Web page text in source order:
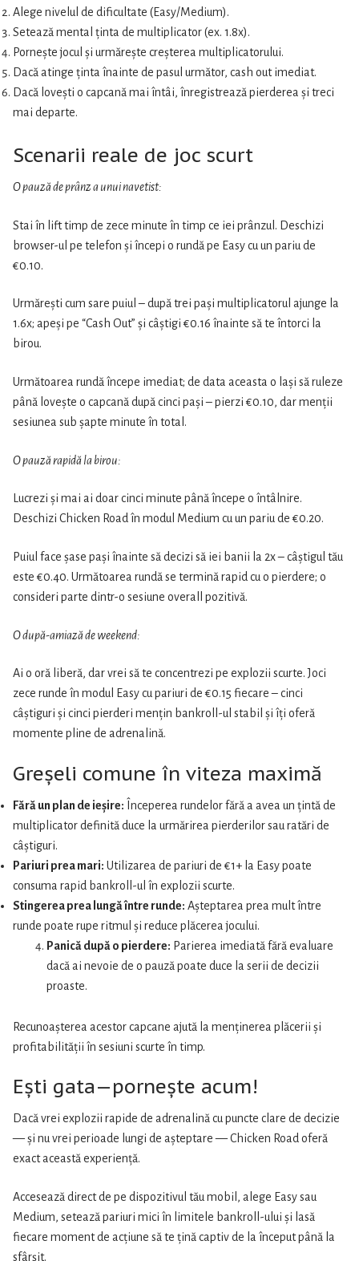
Alege nivelul de dificultate (Easy/Medium).
Setează mental ținta de multiplicator (ex. 1.8x).
Pornește jocul și urmărește creșterea multiplicatorului.
Dacă atinge ținta înainte de pasul următor, cash out imediat.
Dacă lovești o capcană mai întâi, înregistrează pierderea și treci
mai departe.
Scenarii reale de joc scurt
O pauză de prânz a unui navetist:
Stai în lift timp de zece minute în timp ce iei prânzul. Deschizi
browser-ul pe telefon și începi o rundă pe Easy cu un pariu de
€0.10.
Urmărești cum sare puiul – după trei pași multiplicatorul ajunge la
1.6x; apeși pe “Cash Out” și câștigi €0.16 înainte să te întorci la
birou.
Următoarea rundă începe imediat; de data aceasta o lași să ruleze
până lovește o capcană după cinci pași – pierzi €0.10, dar menții
sesiunea sub șapte minute în total.
O pauză rapidă la birou:
Lucrezi și mai ai doar cinci minute până începe o întâlnire.
Deschizi Chicken Road în modul Medium cu un pariu de €0.20.
Puiul face șase pași înainte să decizi să iei banii la 2x – câștigul tău
este €0.40. Următoarea rundă se termină rapid cu o pierdere; o
consideri parte dintr-o sesiune overall pozitivă.
O după-amiază de weekend:
Ai o oră liberă, dar vrei să te concentrezi pe explozii scurte. Joci
zece runde în modul Easy cu pariuri de €0.15 fiecare – cinci
câștiguri și cinci pierderi mențin bankroll-ul stabil și îți oferă
momente pline de adrenalină.
Greșeli comune în viteza maximă
Fără un plan de ieșire: Începerea rundelor fără a avea un țintă de
multiplicator definită duce la urmărirea pierderilor sau ratări de
câștiguri.
Pariuri prea mari: Utilizarea de pariuri de €1+ la Easy poate
consuma rapid bankroll-ul în explozii scurte.
Stingerea prea lungă între runde: Așteptarea prea mult între
runde poate rupe ritmul și reduce plăcerea jocului.
Panică după o pierdere: Parierea imediată fără evaluare
dacă ai nevoie de o pauză poate duce la serii de decizii
proaste.
Recunoașterea acestor capcane ajută la menținerea plăcerii și
profitabilității în sesiuni scurte în timp.
Ești gata—pornește acum!
Dacă vrei explozii rapide de adrenalină cu puncte clare de decizie
— și nu vrei perioade lungi de așteptare — Chicken Road oferă
exact această experiență.
Accesează direct de pe dispozitivul tău mobil, alege Easy sau
Medium, setează pariuri mici în limitele bankroll-ului și lasă
fiecare moment de acțiune să te țină captiv de la început până la
sfârșit.